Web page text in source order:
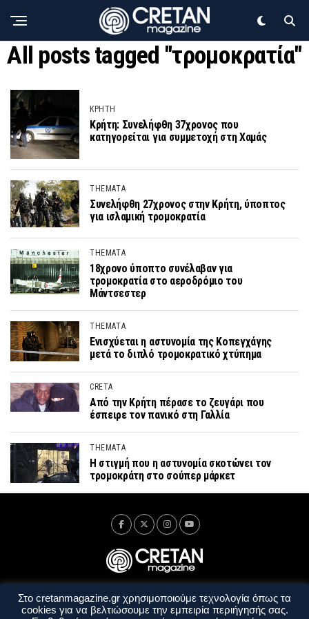
All posts tagged "τρομοκρατία"
ΚΡΗΤΗ
Κρήτη: Συνελήφθη 37χρονος που
κατηγορείται για συμμετοχή στη Χαμάς
THEMATA
Συνελήφθη 27χρονος στην Κρήτη, ύποπτος
για ισλαμική τρομοκρατία
THEMATA
18χρονο ύποπτο συνέλαβαν για
τρομοκρατία στο αεροδρόμιο του
Μάντσεστερ
THEMATA
Ενισχύεται η αστυνομία της Κοπεγχάγης
μετά το διπλό τρομοκρατικό χτύπημα
CRETA
Από την Κρήτη πέρασε το ζευγάρι που
έσπειρε τον πανικό στη Γαλλία
THEMATA
Η στιγμή που η αστυνομία σκοτώνει τον
τρομοκράτη στο σούπερ μάρκετ
Ταυτότητα Πολιτική Απορρήτου
Όροι Χρήσης
Όροι και Προϋποθέσεις
Στο cretanmagazine.gr χρησιμοποιούμε τεχνολογία όπως τα
cookies για να βελτιώσουμε την εμπειρία περιήγησής σας.